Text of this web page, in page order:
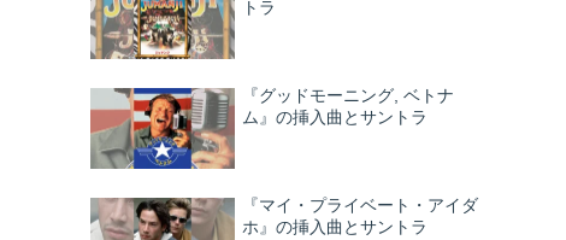
トラ
『グッドモーニング, ベトナ
ム』の挿入曲とサントラ
『マイ・プライベート・アイダ
ホ』の挿入曲とサントラ